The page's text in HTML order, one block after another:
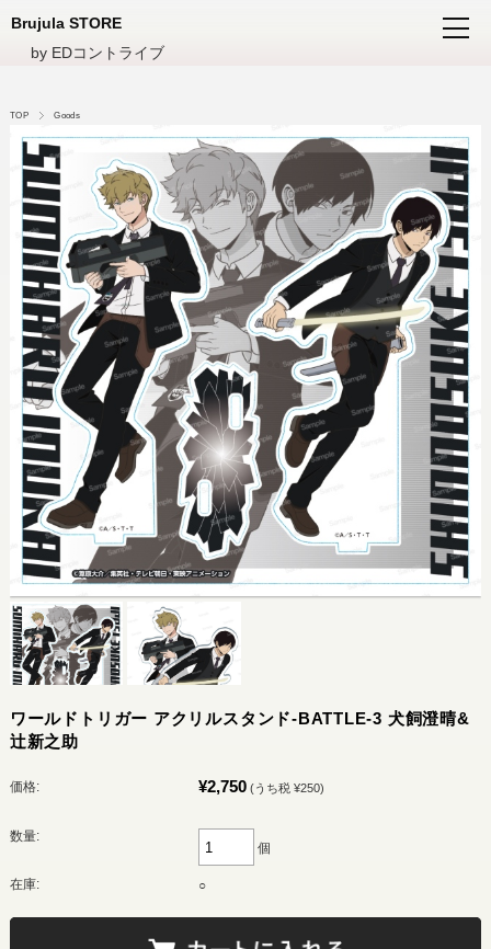
Brujula STORE
by EDコントライブ
TOP Goods
ワールドトリガー アクリルスタンド-BATTLE-3 犬飼澄晴&
辻新之助
価格: ¥2,750 (うち税 ¥250)
数量:
個
在庫: ○